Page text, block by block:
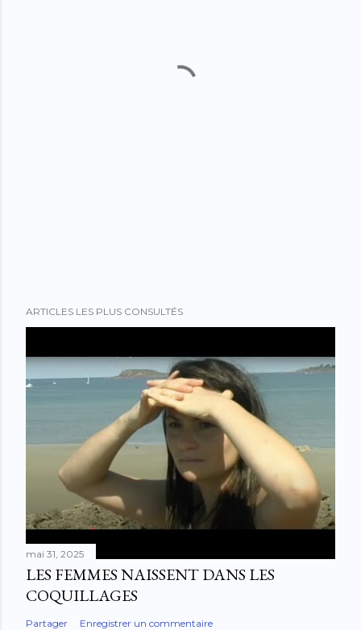
ARTICLES LES PLUS CONSULTÉS
mai 31, 2025
LES FEMMES NAISSENT DANS LES
COQUILLAGES
Partager Enregistrer un commentaire